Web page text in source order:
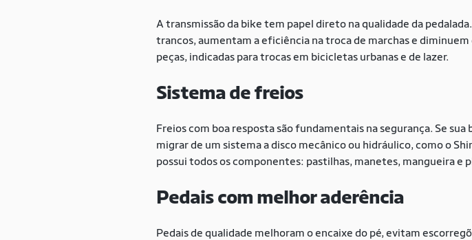
A transmissão da bike tem papel direto na qualidade da
trancos, aumentam a eficiência na troca de marchas e
peças, indicadas para trocas em bicicletas urbanas e de lazer.
Sistema de freios
Freios com boa resposta são fundamentais na segurança. Se
migrar de um sistema a disco mecânico ou hidráulico, como o
possui todos os componentes: pastilhas, manetes, mangueira e
Pedais com melhor aderência
Pedais de qualidade melhoram o encaixe do pé, evitam